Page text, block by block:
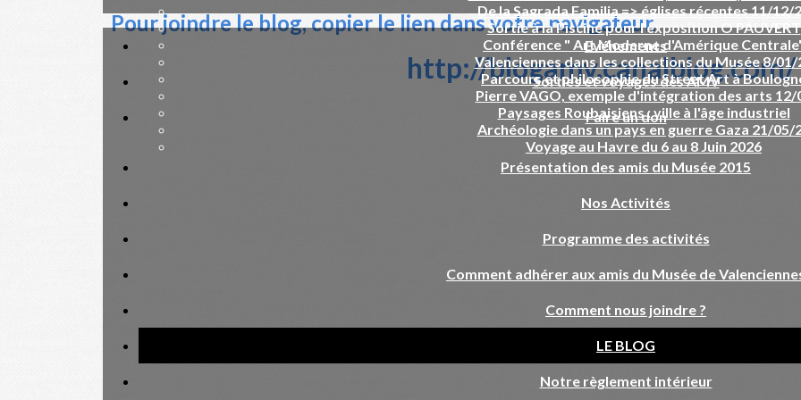
De la Sagrada Familia => églises récentes 11/12/
Sortie à la Piscine pour l'exposition O PAUVERT
Conférence " Art Moderne d'Amérique
Valenciennes dans les collections du Musée 8/01/
Parcours et philosophie du Street Art à
Pierre VAGO, exemple d'intégration des arts 12/
Paysages Roubaisiens : ville à l'âge industriel
Archéologie dans un pays en guerre Gaza 21/05/
Voyage au Havre du 6 au 8 Juin 2026
Evénements
Sorties et voyages des AMV
Faire un don
Présentation des amis du Musée 2015
Nos Activités
Programme des activités
Comment adhérer aux amis du Musée de
Comment nous joindre ?
LE BLOG
Notre règlement intérieur
Pour joindre le blog, copier le lien dans votre navigateur.
http://blogamv.canalblog.com/